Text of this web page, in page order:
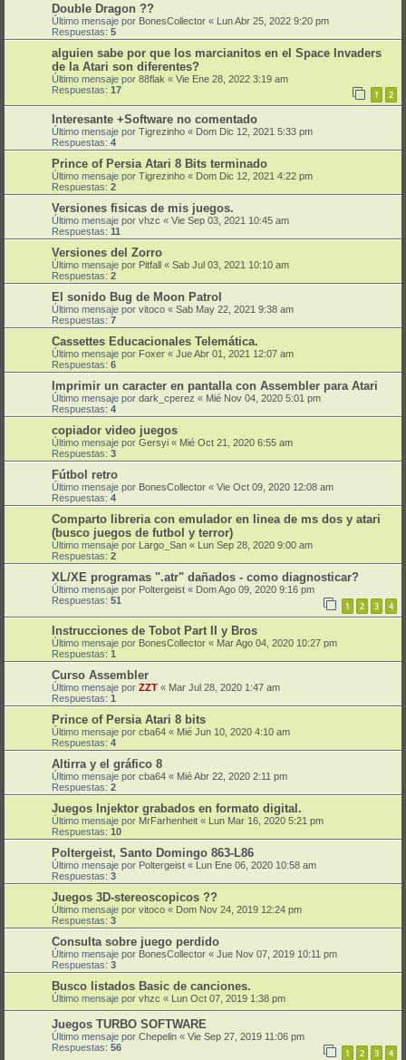
Double Dragon ??
Último mensaje por BonesCollector « Lun Abr 25, 2022 9:20 pm
Respuestas: 5
alguien sabe por que los marcianitos en el Space Invaders
de la Atari son diferentes?
Último mensaje por 88flak « Vie Ene 28, 2022 3:19 am
Respuestas: 17 1 2
Interesante +Software no comentado
Último mensaje por Tigrezinho « Dom Dic 12, 2021 5:33 pm
Respuestas: 4
Prince of Persia Atari 8 Bits terminado
Último mensaje por Tigrezinho « Dom Dic 12, 2021 4:22 pm
Respuestas: 2
Versiones fisicas de mis juegos.
Último mensaje por vhzc « Vie Sep 03, 2021 10:45 am
Respuestas: 11
Versiones del Zorro
Último mensaje por Pitfall « Sab Jul 03, 2021 10:10 am
Respuestas: 2
El sonido Bug de Moon Patrol
Último mensaje por vitoco « Sab May 22, 2021 9:38 am
Respuestas: 7
Cassettes Educacionales Telemática.
Último mensaje por Foxer « Jue Abr 01, 2021 12:07 am
Respuestas: 6
Imprimir un caracter en pantalla con Assembler para Atari
Último mensaje por dark_cperez « Mié Nov 04, 2020 5:01 pm
Respuestas: 4
copiador video juegos
Último mensaje por Gersyi « Mié Oct 21, 2020 6:55 am
Respuestas: 3
Fútbol retro
Último mensaje por BonesCollector « Vie Oct 09, 2020 12:08 am
Respuestas: 4
Comparto libreria con emulador en linea de ms dos y atari
(busco juegos de futbol y terror)
Último mensaje por Largo_San « Lun Sep 28, 2020 9:00 am
Respuestas: 2
XL/XE programas ".atr" dañados - como diagnosticar?
Último mensaje por Poltergeist « Dom Ago 09, 2020 9:16 pm
Respuestas: 51 1 2 3 4
Instrucciones de Tobot Part II y Bros
Último mensaje por BonesCollector « Mar Ago 04, 2020 10:27 pm
Respuestas: 1
Curso Assembler
Último mensaje por ZZT « Mar Jul 28, 2020 1:47 am
Respuestas: 1
Prince of Persia Atari 8 bits
Último mensaje por cba64 « Mié Jun 10, 2020 4:10 am
Respuestas: 4
Altirra y el gráfico 8
Último mensaje por cba64 « Mié Abr 22, 2020 2:11 pm
Respuestas: 2
Juegos Injektor grabados en formato digital.
Último mensaje por MrFarhenheit « Lun Mar 16, 2020 5:21 pm
Respuestas: 10
Poltergeist, Santo Domingo 863-L86
Último mensaje por Poltergeist « Lun Ene 06, 2020 10:58 am
Respuestas: 3
Juegos 3D-stereoscopicos ??
Último mensaje por vitoco « Dom Nov 24, 2019 12:24 pm
Respuestas: 3
Consulta sobre juego perdido
Último mensaje por BonesCollector « Jue Nov 07, 2019 10:11 pm
Respuestas: 3
Busco listados Basic de canciones.
Último mensaje por vhzc « Lun Oct 07, 2019 1:38 pm
Juegos TURBO SOFTWARE
Último mensaje por Chepelin « Vie Sep 27, 2019 11:06 pm
Respuestas: 56 1 2 3 4